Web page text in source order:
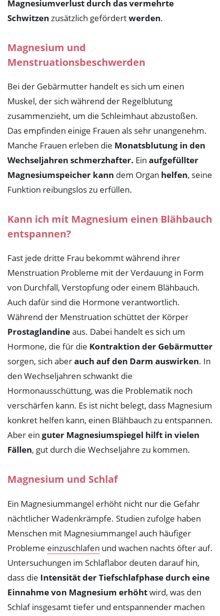
Magnesiumverlust durch das vermehrte
Schwitzen zusätzlich gefördert werden.
Magnesium und
Menstruationsbeschwerden
Bei der Gebärmutter handelt es sich um einen
Muskel, der sich während der Regelblutung
zusammenzieht, um die Schleimhaut abzustoßen.
Das empfinden einige Frauen als sehr unangenehm.
Manche Frauen erleben die Monatsblutung in den
Wechseljahren schmerzhafter. Ein aufgefüllter
Magnesiumspeicher kann dem Organ helfen, seine
Funktion reibungslos zu erfüllen.
Kann ich mit Magnesium einen Blähbauch
entspannen?
Fast jede dritte Frau bekommt während ihrer
Menstruation Probleme mit der Verdauung in Form
von Durchfall, Verstopfung oder einem Blähbauch.
Auch dafür sind die Hormone verantwortlich.
Während der Menstruation schüttet der Körper
Prostaglandine aus. Dabei handelt es sich um
Hormone, die für die Kontraktion der Gebärmutter
sorgen, sich aber auch auf den Darm auswirken. In
den Wechseljahren schwankt die
Hormonausschüttung, was die Problematik noch
verschärfen kann. Es ist nicht belegt, dass Magnesium
konkret helfen kann, einen Blähbauch zu entspannen.
Aber ein guter Magnesiumspiegel hilft in vielen
Fällen, gut durch die Wechseljahre zu kommen.
Magnesium und Schlaf
Ein Magnesiummangel erhöht nicht nur die Gefahr
nächtlicher Wadenkrämpfe. Studien zufolge haben
Menschen mit Magnesiummangel auch häufiger
Probleme einzuschlafen und wachen nachts öfter auf.
Untersuchungen im Schlaflabor deuten darauf hin,
dass die Intensität der Tiefschlafphase durch eine
Einnahme von Magnesium erhöht wird, was den
Schlaf insgesamt tiefer und entspannender machen